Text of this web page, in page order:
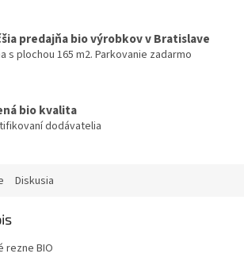
predajňa bio výrobkov v Bratislave
s plochou 165 m2. Parkovanie zadarmo
bio kvalita
dodávatelia
Diskusia
rezne BIO